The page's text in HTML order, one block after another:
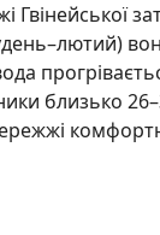
близько